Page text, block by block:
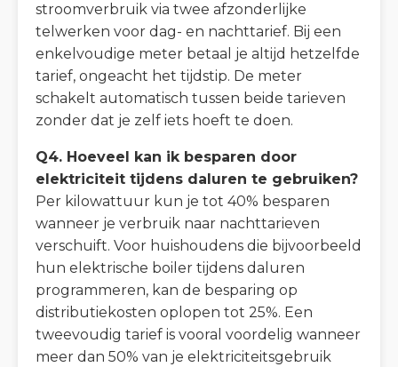
stroomverbruik via twee afzonderlijke
telwerken voor dag- en nachttarief. Bij een
enkelvoudige meter betaal je altijd hetzelfde
tarief, ongeacht het tijdstip. De meter
schakelt automatisch tussen beide tarieven
zonder dat je zelf iets hoeft te doen.
Q4. Hoeveel kan ik besparen door
elektriciteit tijdens daluren te gebruiken?
Per kilowattuur kun je tot 40% besparen
wanneer je verbruik naar nachttarieven
verschuift. Voor huishoudens die bijvoorbeeld
hun elektrische boiler tijdens daluren
programmeren, kan de besparing op
distributiekosten oplopen tot 25%. Een
tweevoudig tarief is vooral voordelig wanneer
meer dan 50% van je elektriciteitsgebruik